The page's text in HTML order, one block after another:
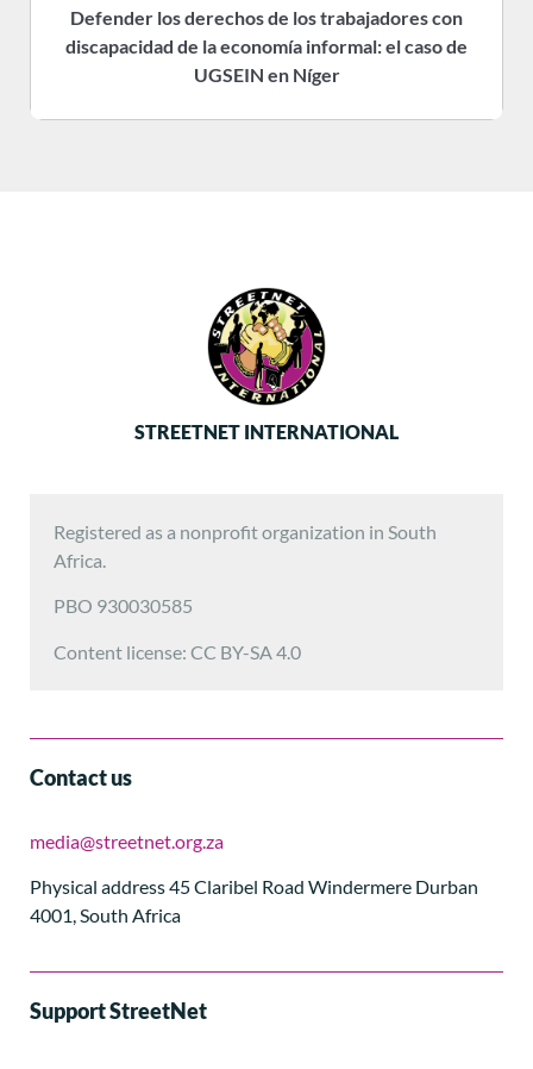
Defender los derechos de los trabajadores con
discapacidad de la economía informal: el caso de
UGSEIN en Níger
STREETNET INTERNATIONAL
Registered as a nonprofit organization in South
Africa.
PBO 930030585
Content license: CC BY-SA 4.0
Contact us
media@streetnet.org.za
Physical address 45 Claribel Road Windermere Durban
4001, South Africa
Support StreetNet